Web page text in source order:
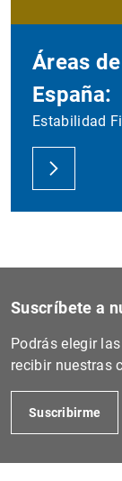
Áreas
España:
Estabilidad
Suscríbete a
Podrás elegir
recibir nuestras
Suscribirme